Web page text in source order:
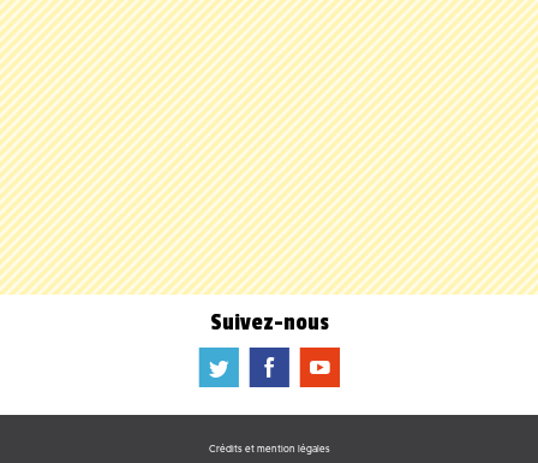
Suivez-nous
a b f
Crédits et mention légales